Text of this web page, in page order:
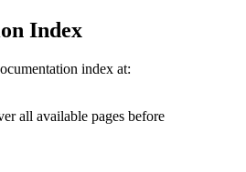
Index
index at:
all available pages before